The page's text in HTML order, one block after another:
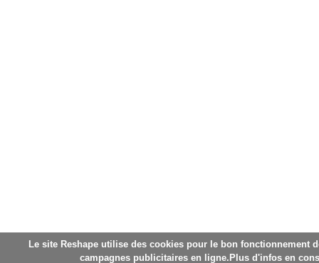
Le site Reshape utilise des cookies pour le bon fonctionnement
campagnes publicitaires en ligne.Plus d'infos en